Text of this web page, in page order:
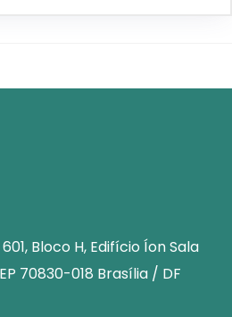
Bloco H, Edifício Íon Sala
70830-018 Brasília / DF